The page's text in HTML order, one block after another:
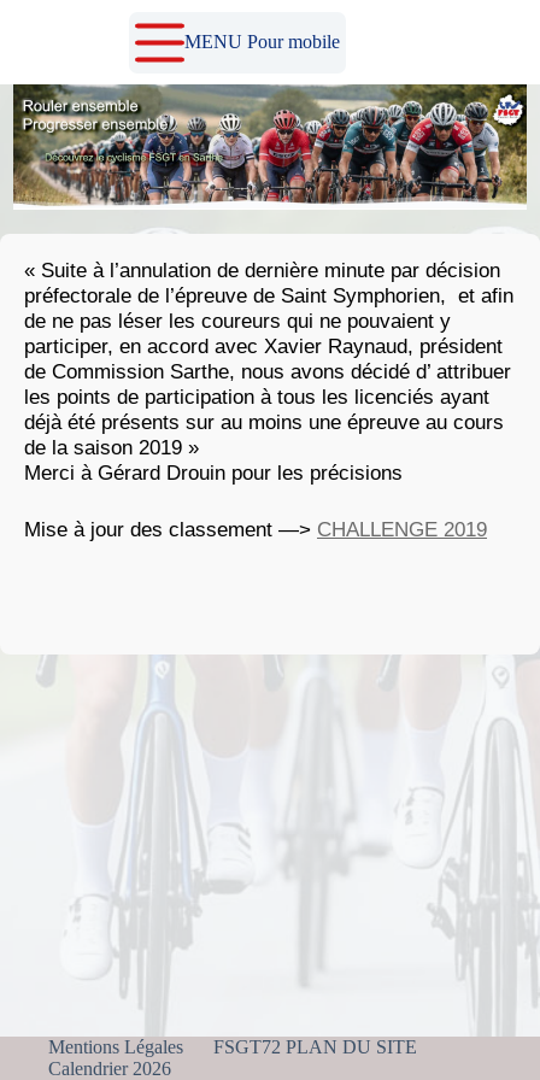
MENU Pour mobile
« Suite à l’annulation de dernière minute par décision
préfectorale de l’épreuve de Saint Symphorien, et afin
de ne pas léser les coureurs qui ne pouvaient y
participer, en accord avec Xavier Raynaud, président
de Commission Sarthe, nous avons décidé d’ attribuer
les points de participation à tous les licenciés ayant
déjà été présents sur au moins une épreuve au cours
de la saison 2019 »
Merci à Gérard Drouin pour les précisions
Mise à jour des classement —> CHALLENGE 2019
Mentions Légales
FSGT72 PLAN DU SITE
Calendrier 2026